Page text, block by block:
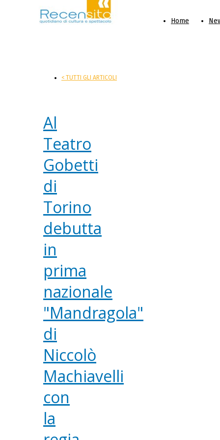
Home
< TUTTI GLI ARTICOLI
Al
Teatro
Gobetti
di
Torino
debutta
in
prima
nazionale
"Mandragola"
di
Niccolò
Machiavelli
con
la